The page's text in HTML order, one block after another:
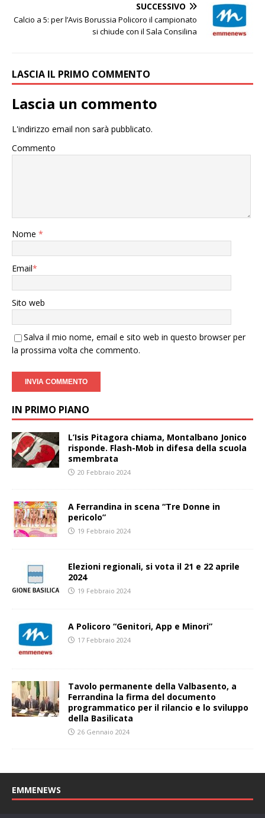
SUCCESSIVO
Calcio a 5: per l’Avis Borussia Policoro il campionato
si chiude con il Sala Consilina
LASCIA IL PRIMO COMMENTO
Lascia un commento
L'indirizzo email non sarà pubblicato.
Commento
Nome *
Email*
Sito web
Salva il mio nome, email e sito web in questo browser per
la prossima volta che commento.
IN PRIMO PIANO
L’Isis Pitagora chiama, Montalbano Jonico
risponde. Flash-Mob in difesa della scuola
smembrata
20 Febbraio 2024
A Ferrandina in scena “Tre Donne in
pericolo”
19 Febbraio 2024
Elezioni regionali, si vota il 21 e 22 aprile
2024
19 Febbraio 2024
A Policoro “Genitori, App e Minori”
17 Febbraio 2024
Tavolo permanente della Valbasento, a
Ferrandina la firma del documento
programmatico per il rilancio e lo sviluppo
della Basilicata
26 Gennaio 2024
EMMENEWS